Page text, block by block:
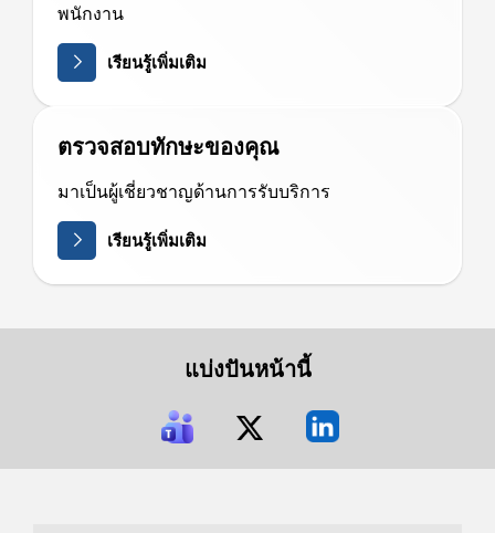
พนักงาน
เรียนรู้เพิ่มเติม
ตรวจสอบทักษะของคุณ
มาเป็นผู้เชี่ยวชาญด้านการรับบริการ
เรียนรู้เพิ่มเติม
แบ่งปันหน้านี้